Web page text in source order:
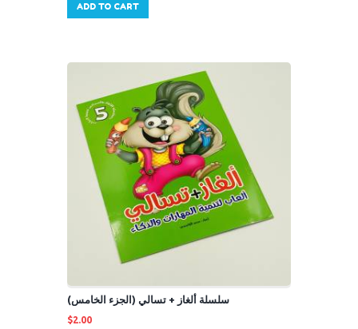
ADD TO CART
سلسلة ألغاز + تسالي (الجزء الخامس)
$2.00